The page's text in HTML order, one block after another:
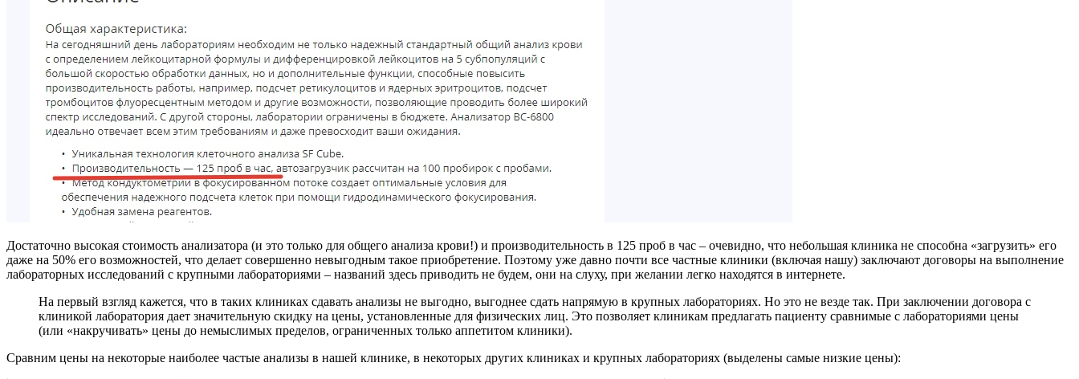
Достаточно высокая стоимость анализатора (и это только для общего анализа крови!) и производительность в 125 проб в час – очевидно, что небольшая клиника не способна «загрузить» его
даже на 50% его возможностей, что делает совершенно невыгодным такое приобретение. Поэтому уже давно почти все частные клиники (включая нашу) заключают договоры на выполнение
лабораторных исследований с крупными лабораториями – названий здесь приводить не будем, они на слуху, при желании легко находятся в интернете.
На первый взгляд кажется, что в таких клиниках сдавать анализы не выгодно, выгоднее сдать напрямую в крупных лабораториях. Но это не везде так. При заключении договора с
клиникой лаборатория дает значительную скидку на цены, установленные для физических лиц. Это позволяет клиникам предлагать пациенту сравнимые с лабораториями цены
(или «накручивать» цены до немыслимых пределов, ограниченных только аппетитом клиники).
Сравним цены на некоторые наиболее частые анализы в нашей клинике, в некоторых других клиниках и крупных лабораториях (выделены самые низкие цены):